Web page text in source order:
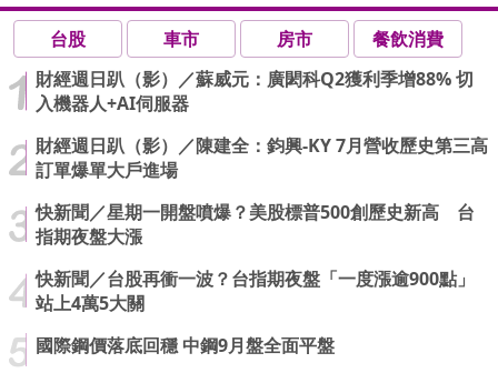
台股 車市 房市
餐飲消費
財經週日趴（影）／蘇威元：廣閎科Q2獲利季增88% 切
入機器人+AI伺服器
財經週日趴（影）／陳建全：鈞興-KY 7月營收歷史第三高
訂單爆單大戶進場
快新聞／星期一開盤噴爆？美股標普500創歷史新高 台
指期夜盤大漲
快新聞／台股再衝一波？台指期夜盤「一度漲逾900點」
站上4萬5大關
國際鋼價落底回穩 中鋼9月盤全面平盤